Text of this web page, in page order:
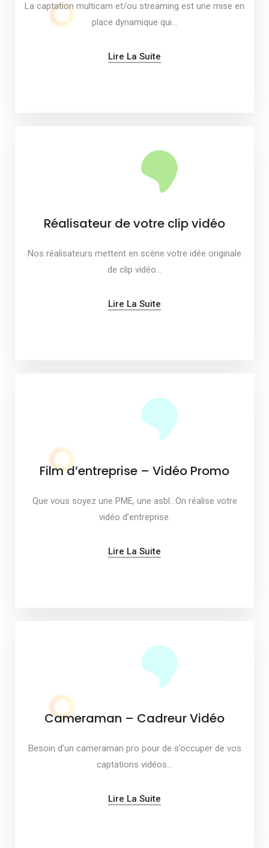
La captation multicam et/ou streaming est une mise en
place dynamique qui…
Lire La Suite
Réalisateur de votre clip vidéo
Nos réalisateurs mettent en scène votre idée originale
de clip vidéo…
Lire La Suite
Film d’entreprise – Vidéo Promo
Que vous soyez une PME, une asbl…On réalise votre
vidéo d’entreprise.
Lire La Suite
Cameraman – Cadreur Vidéo
Besoin d’un cameraman pro pour de s’occuper de vos
captations vidéos…
Lire La Suite